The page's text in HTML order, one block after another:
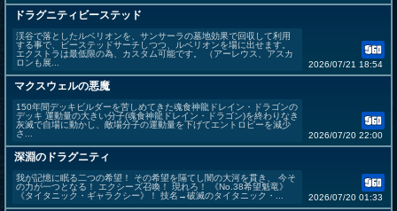
ドラグニティビーステッド
渓谷で落としたルベリオンを、サンサーラの墓地効果で回収して利用
する事で、ビーステッドサーチしつつ、ルベリオンを場に出せます。
エクストラは最低限の為、カスタム可能です。 （アーレウス、アスカ
ロンも展...
2026/07/21 18:54
マクスウェルの悪魔
150年間デッキビルダーを苦しめてきた魂食神龍ドレイン・ドラゴンの
デッキ 運動量の大きい分子(魂食神龍ドレイン・ドラゴン)を終わりなき
灰滅で自場に動かし、敵場分子の運動量を下げてエントロピーを減少
さ...
2026/07/20 22:00
深淵のドラグニティ
我が記憶に眠る二つの希望！ その希望を隔てし闇の大河を貫き、 今そ
の力が一つとなる！ エクシーズ召喚！ 現れろ！ 《No.38希望魁竜》
《タイタニック・ギャラクシー》！ 技名→破滅のタイタニック・...
2026/07/20 01:33